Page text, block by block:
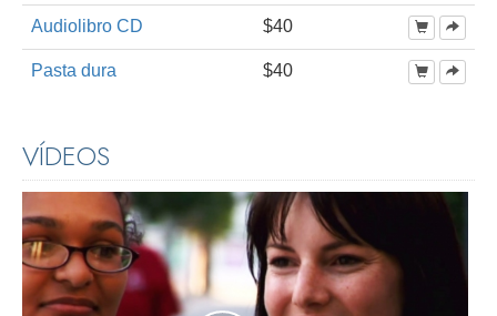
Audiolibro CD $40
Pasta dura $40
VÍDEOS